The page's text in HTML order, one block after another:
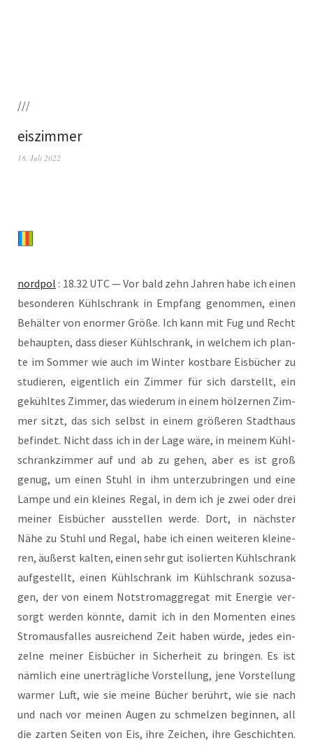
///
eiszimmer
18. Juli 2022
nord­pol : 18.32 UTC — Vor bald zehn Jah­ren habe ich einen
beson­de­ren Kühl­schrank in Emp­fang genom­men, einen
Behäl­ter von enor­mer Grö­ße. Ich kann mit Fug und Recht
behaup­ten, dass die­ser Kühl­schrank, in wel­chem ich plan­
te im Som­mer wie auch im Win­ter kost­ba­re Eis­bü­cher zu
stu­die­ren, eigent­lich ein Zim­mer für sich dar­stellt, ein
gekühl­tes Zim­mer, das wie­der­um in einem höl­zer­nen Zim­
mer sitzt, das sich selbst in einem grö­ße­ren Stadt­haus
befin­det. Nicht dass ich in der Lage wäre, in mei­nem Kühl­
schrank­zim­mer auf und ab zu gehen, aber es ist groß
genug, um einen Stuhl in ihm unter­zu­brin­gen und eine
Lam­pe und ein klei­nes Regal, in dem ich je zwei oder drei
mei­ner Eis­bü­cher aus­stel­len wer­de. Dort, in nächs­ter
Nähe zu Stuhl und Regal, habe ich einen wei­te­ren klei­ne­
ren, äußerst kal­ten, einen sehr gut iso­lier­ten Kühl­schrank
auf­ge­stellt, einen Kühl­schrank im Kühl­schrank sozu­sa­
gen, der von einem Not­strom­ag­gre­gat mit Ener­gie ver­
sorgt wer­den könn­te, damit ich in den Momen­ten eines
Strom­aus­fal­les aus­rei­chend Zeit haben wür­de, jedes ein­
zel­ne mei­ner Eis­bü­cher in Sicher­heit zu brin­gen. Es ist
näm­lich eine uner­träg­li­che Vor­stel­lung, jene Vor­stel­lung
war­mer Luft, wie sie mei­ne Bücher berührt, wie sie nach
und nach vor mei­nen Augen zu schmel­zen begin­nen, all
die zar­ten Sei­ten von Eis, ihre Zei­chen, ihre Geschich­ten.